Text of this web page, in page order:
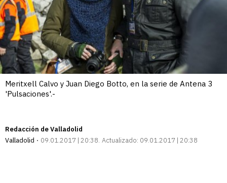
Meritxell Calvo y Juan Diego Botto, en la serie de Antena 3
'Pulsaciones'.-
Redacción de Valladolid
Valladolid
09.01.2017 | 20:38 Actualizado: 09.01.2017 | 20:38